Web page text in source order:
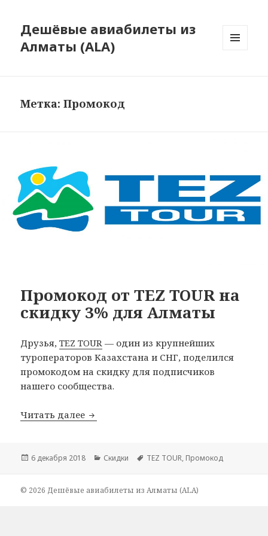
Дешёвые авиабилеты из
Алматы (ALA)
Метка:Промокод
Промокод от TEZ TOUR на
скидку 3% для Алматы
Друзья,TEZ TOUR — один из крупнейших
туроператоров Казахстана и СНГ, поделился
промокодом на скидку для подписчиков
нашего сообщества.
Читать далее Промокод от TEZ TOUR на скидку
Опубликовано
6 декабря 2018 Рубрики
Скидки Метки
TEZ TOUR, Промокод
© 2026 Дешёвые авиабилеты из Алматы (ALA)